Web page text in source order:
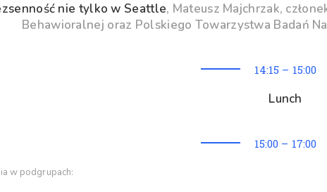
nie tylko w Seattle, Mateusz Majchrzak,
Behawioralnej oraz Polskiego Towarzystwa Badań
14:15 – 15:00
Lunch
15:00 – 17:00
w podgrupach: